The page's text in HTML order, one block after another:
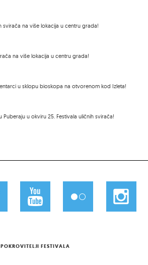
svirača na više lokacija u centru grada!
na više lokacija u centru grada!
u sklopu bioskopa na otvorenom kod Izleta!
u okviru 25. Festivala uličnih svirača!
POKROVITELJI FESTIVALA